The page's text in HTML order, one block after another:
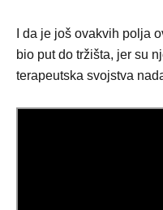
I da je još ovakvih polja
bio put do tržišta, jer su
terapeutska svojstva